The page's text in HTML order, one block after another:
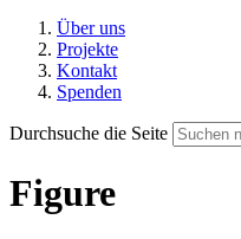
Über uns
Projekte
Kontakt
Spenden
Durchsuche die Seite
Figure